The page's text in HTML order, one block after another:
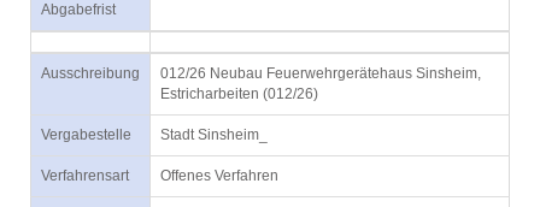
Abgabefrist
Ausschreibung
012/26 Neubau Feuerwehrgerätehaus Sinsheim,
Estricharbeiten (012/26)
Vergabestelle Stadt Sinsheim_
Verfahrensart Offenes Verfahren